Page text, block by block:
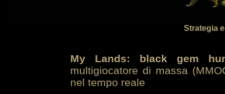
Strategia
My Lands: black gem
multigiocatore di massa
nel tempo reale